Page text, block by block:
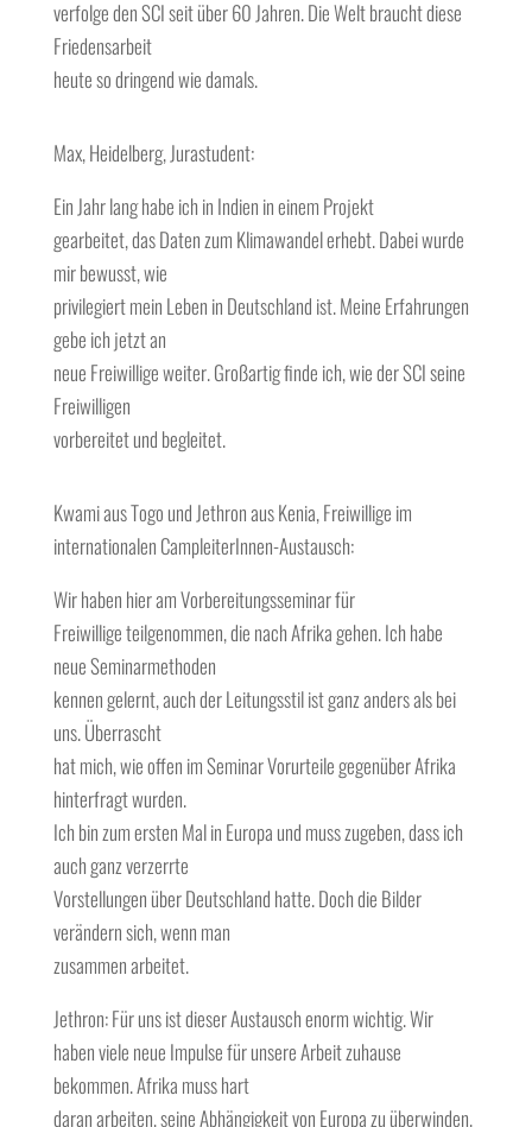
verfolge den SCI seit über 60 Jahren. Die Welt braucht diese
Friedensarbeit
heute so dringend wie damals.
Max, Heidelberg, Jurastudent:
Ein Jahr lang habe ich in Indien in einem Projekt
gearbeitet, das Daten zum Klimawandel erhebt. Dabei wurde
mir bewusst, wie
privilegiert mein Leben in Deutschland ist. Meine Erfahrungen
gebe ich jetzt an
neue Freiwillige weiter. Großartig finde ich, wie der SCI seine
Freiwilligen
vorbereitet und begleitet.
Kwami aus Togo und Jethron aus Kenia, Freiwillige im
internationalen CampleiterInnen-Austausch:
Wir haben hier am Vorbereitungsseminar für
Freiwillige teilgenommen, die nach Afrika gehen. Ich habe
neue Seminarmethoden
kennen gelernt, auch der Leitungsstil ist ganz anders als bei
uns. Überrascht
hat mich, wie offen im Seminar Vorurteile gegenüber Afrika
hinterfragt wurden.
Ich bin zum ersten Mal in Europa und muss zugeben, dass ich
auch ganz verzerrte
Vorstellungen über Deutschland hatte. Doch die Bilder
verändern sich, wenn man
zusammen arbeitet.
Jethron: Für uns ist dieser Austausch enorm wichtig. Wir
haben viele neue Impulse für unsere Arbeit zuhause
bekommen. Afrika muss hart
daran arbeiten, seine Abhängigkeit von Europa zu überwinden.